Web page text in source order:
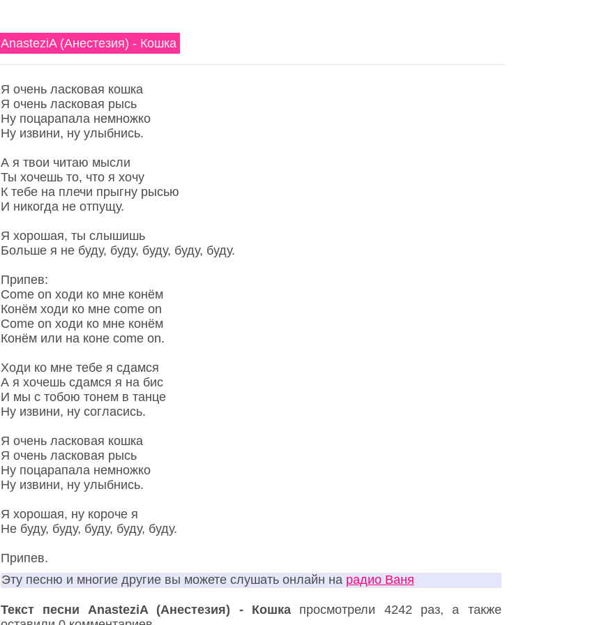
AnasteziA (Анестезия) - Кошка
Я очень ласковая кошка
Я очень ласковая рысь
Ну поцарапала немножко
Ну извини, ну улыбнись.
А я твои читаю мысли
Ты хочешь то, что я хочу
К тебе на плечи прыгну рысью
И никогда не отпущу.
Я хорошая, ты слышишь
Больше я не буду, буду, буду, буду, буду.
Припев:
Come on ходи ко мне конём
Конём ходи ко мне come on
Come on ходи ко мне конём
Конём или на коне come on.
Ходи ко мне тебе я сдамся
А я хочешь сдамся я на бис
И мы с тобою тонем в танце
Ну извини, ну согласись.
Я очень ласковая кошка
Я очень ласковая рысь
Ну поцарапала немножко
Ну извини, ну улыбнись.
Я хорошая, ну короче я
Не буду, буду, буду, буду, буду.
Припев.
Эту песню и многие другие вы можете слушать онлайн на радио Ваня
Текст песни AnasteziA (Анестезия) - Кошка просмотрели 4242 раз, а также